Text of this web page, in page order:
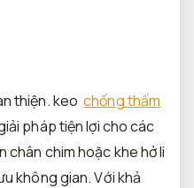
thiện.keo chống thấm
pháp tiện lợi cho các
chân chim hoặc khe hở li
không gian.Với khả